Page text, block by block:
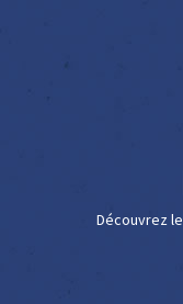
Découvrez